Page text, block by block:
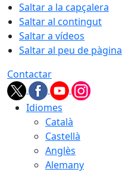
Saltar a la capçalera
Saltar al contingut
Saltar a vídeos
Saltar al peu de pàgina
Contactar
Idiomes
Català
Castellà
Anglès
Alemany